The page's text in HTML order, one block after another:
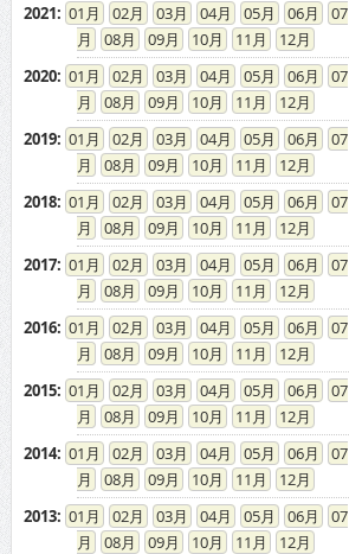
2021: 01 02 03 04 05 06
07
08
09 10 11
12
2020: 01 02 03 04 05 06
07
08
09 10 11
12
2019: 01 02 03 04 05 06
07
08
09 10 11
12
2018: 01 02 03 04 05 06
07
08
09 10 11
12
2017: 01 02 03 04 05 06
07
08
09 10 11
12
2016: 01 02 03 04 05 06
07
08
09 10 11
12
2015: 01 02 03 04 05 06
07
08
09 10 11
12
2014: 01 02 03 04 05 06
07
08
09 10 11
12
2013: 01 02 03 04 05 06
07
08
09 10 11
12